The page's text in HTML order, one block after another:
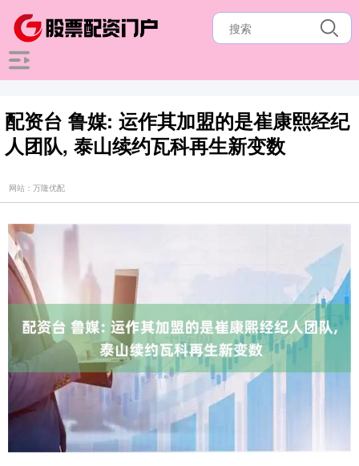
配资台 鲁媒: 运作其加盟的是崔康熙经纪
人团队, 泰山续约瓦科再生新变数
网站：万隆优配